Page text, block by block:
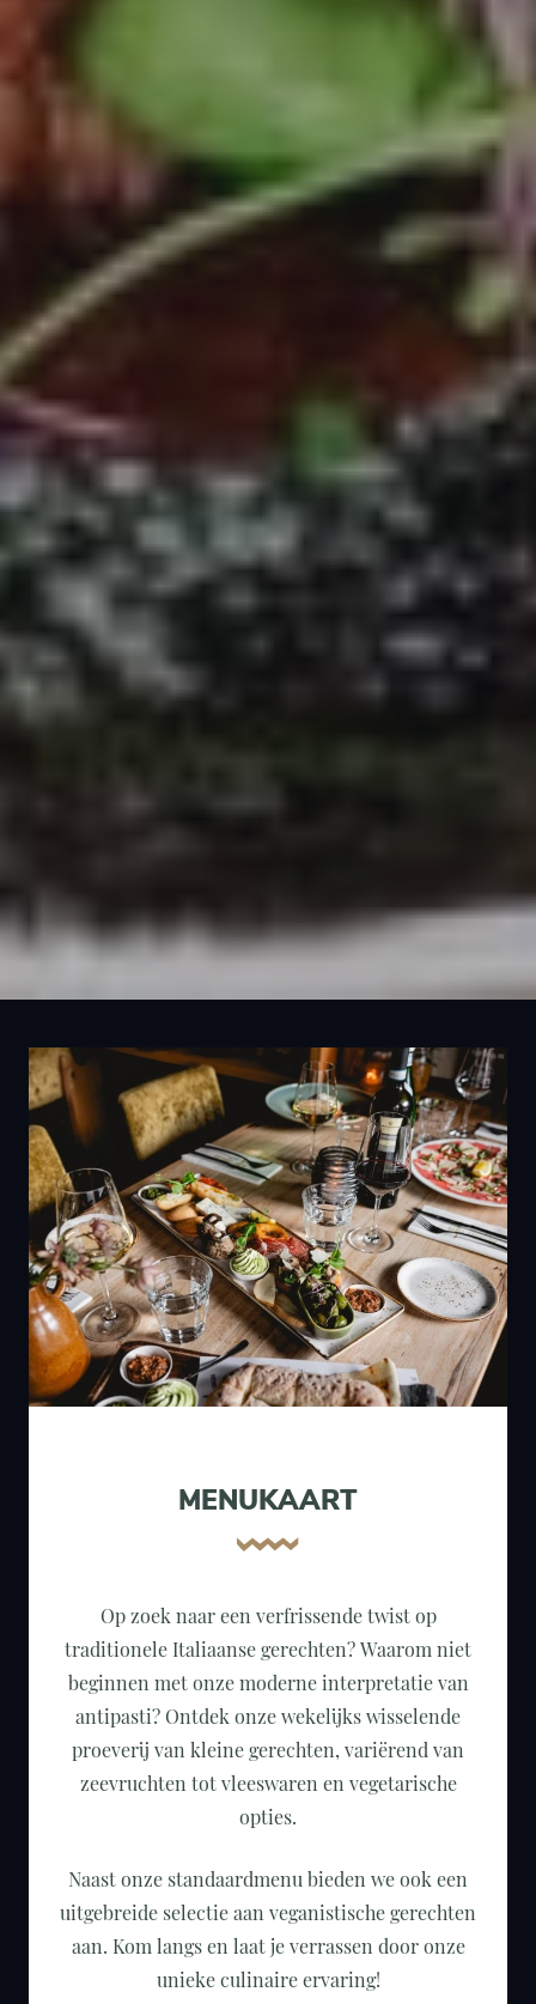
MENUKAART
Op zoek naar een verfrissende twist op
traditionele Italiaanse gerechten? Waarom niet
beginnen met onze moderne interpretatie van
antipasti? Ontdek onze wekelijks wisselende
proeverij van kleine gerechten, variërend van
zeevruchten tot vleeswaren en vegetarische
opties.
Naast onze standaardmenu bieden we ook een
uitgebreide selectie aan veganistische gerechten
aan. Kom langs en laat je verrassen door onze
unieke culinaire ervaring!